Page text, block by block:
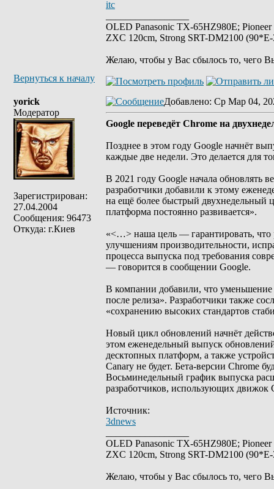
itc
OLED Panasonic TX-65HZ980E;
ZXC 120cm, Strong SRT-DM2100
Желаю, чтобы у Вас сбылось то, чего
Вернуться к началу
yorick
Модератор
Зарегистрирован:
27.04.2004
Сообщения: 96473
Откуда: г.Киев
Добавлено: Ср Мар 04,
Google переведёт Chrome на
Позднее в этом году Google начнёт
каждые две недели. Это делается для
В 2021 году Google начала обновлять
разработчики добавили к этому
на ещё более быстрый двухнедельный
платформа постоянно развивается».
«<…> наша цель — гарантировать, что
улучшениям производительности,
процесса выпуска под требования
— говорится в сообщении Google.
В компании добавили, что уменьшение
после релиза». Разработчики также
«сохранению высоких стандартов
Новый цикл обновлений начнёт
этом еженедельный выпуск
десктопных платформ, а также
Canary не будет. Бета-версии Chrome
Восьминедельный график выпуска
разработчиков, использующих движок
Источник:
3dnews
OLED Panasonic TX-65HZ980E;
ZXC 120cm, Strong SRT-DM2100
Желаю, чтобы у Вас сбылось то, чего